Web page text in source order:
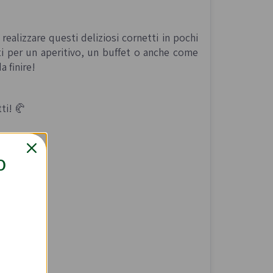
questi deliziosi cornetti in pochi
un aperitivo, un buffet o anche come
finire!
🥐